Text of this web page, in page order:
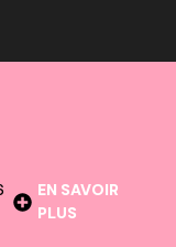
EN SAVOIR
PLUS